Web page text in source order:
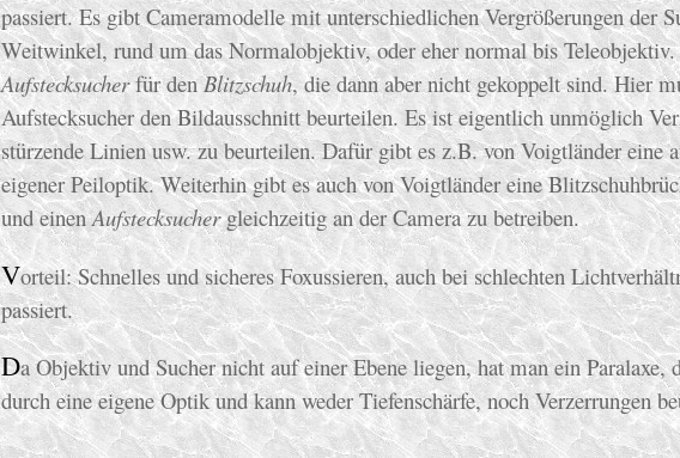
passiert. Es gibt Cameramodelle mit unterschiedlichen Vergrößerungen der
Weitwinkel, rund um das Normalobjektiv, oder eher normal bis
Aufstecksucherfür denBlitzschuh, die dann aber nicht gekoppelt sind. Hier
Aufstecksucher den Bildausschnitt beurteilen. Es ist eigentlich unmöglich
stürzende Linien usw. zu beurteilen. Dafür gibt es z.B. von Voigtländer eine
eigener Peiloptik. Weiterhin gibt es auch von Voigtländer eine
und einenAufstecksuchergleichzeitig an der Camera zu betreiben.
Vorteil: Schnelles und sicheres Foxussieren, auch bei schlechten
passiert.
Da Objektiv und Sucher nicht auf einer Ebene liegen, hat man ein
durch eine eigene Optik und kann weder Tiefenschärfe, noch Verzerrungen